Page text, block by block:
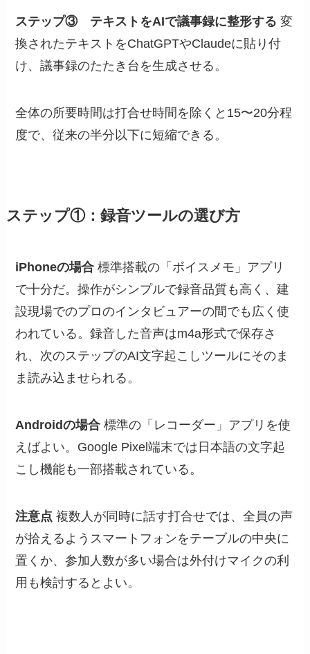
ステップ③ テキストをAIで議事録に整形する 変
換されたテキストをChatGPTやClaudeに貼り付
け、議事録のたたき台を生成させる。
全体の所要時間は打合せ時間を除くと15〜20分程
度で、従来の半分以下に短縮できる。
ステップ①：録音ツールの選び方
iPhoneの場合 標準搭載の「ボイスメモ」アプリ
で十分だ。操作がシンプルで録音品質も高く、建
設現場でのプロのインタビュアーの間でも広く使
われている。録音した音声はm4a形式で保存さ
れ、次のステップのAI文字起こしツールにそのま
ま読み込ませられる。
Androidの場合 標準の「レコーダー」アプリを使
えばよい。Google Pixel端末では日本語の文字起
こし機能も一部搭載されている。
注意点 複数人が同時に話す打合せでは、全員の声
が拾えるようスマートフォンをテーブルの中央に
置くか、参加人数が多い場合は外付けマイクの利
用も検討するとよい。